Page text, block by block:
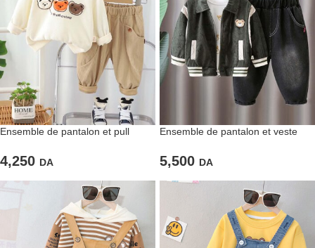
Ensemble de pantalon et pull
4,250 DA
Ensemble de pantalon et veste
5,500 DA